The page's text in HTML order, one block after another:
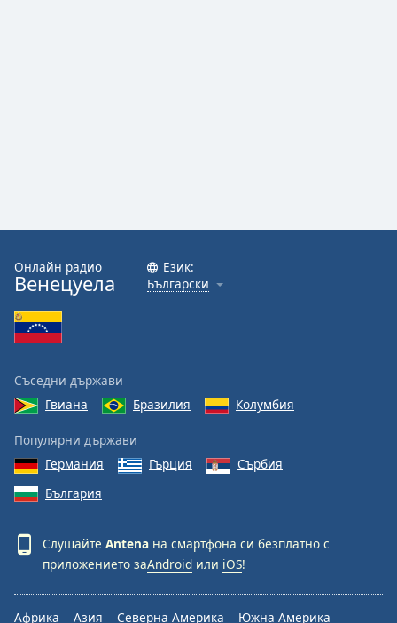
Онлайн радио
Венецуела
Език:
Български
Съседни държави
Гвиана
Бразилия Колумбия
Популярни държави
Германия
Гърция
Сърбия
България
Слушайте Antena на смартфона си безплатно с
приложението заAndroid или iOS!
Африка Азия Северна Америка Южна Америка